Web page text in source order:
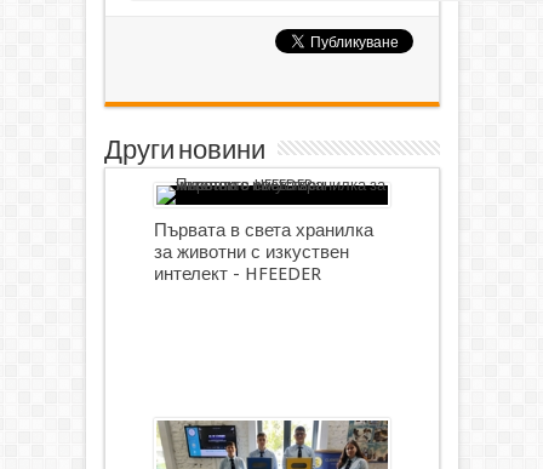
Други новини
Първата в света хранилка
за животни с изкуствен
интелект - HFEEDER